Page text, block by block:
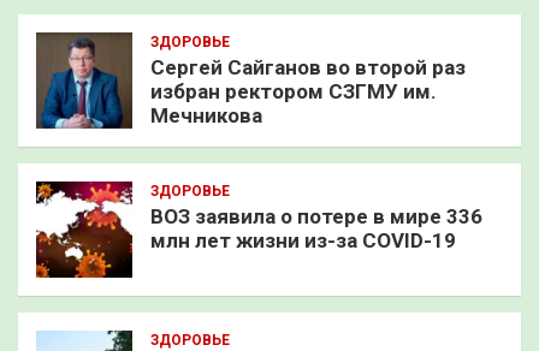
ЗДОРОВЬЕ
Сергей Сайганов во второй раз
избран ректором СЗГМУ им.
Мечникова
ЗДОРОВЬЕ
ВОЗ заявила о потере в мире 336
млн лет жизни из-за COVID-19
ЗДОРОВЬЕ